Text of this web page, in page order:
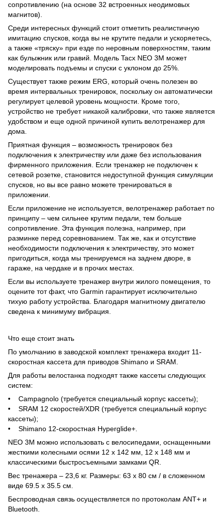
сопротивлению (на основе 32 встроенных неодимовых
магнитов).
Среди интересных функций стоит отметить реалистичную
имитацию спусков, когда вы не крутите педали и ускоряетесь,
а также «тряску» при езде по неровным поверхностям, таким
как булыжник или гравий. Модель Tacx NEO 3M может
моделировать подъемы и спуски с уклоном до 25%.
Существует также режим ERG, который очень полезен во
время интервальных тренировок, поскольку он автоматически
регулирует целевой уровень мощности. Кроме того,
устройство не требует никакой калибровки, что также является
удобством и еще одной причиной купить велотренажер для
дома.
Приятная функция – возможность тренировок без
подключения к электричеству или даже без использования
фирменного приложения. Если тренажер не подключен к
сетевой розетке, становится недоступной функция симуляции
спусков, но вы все равно можете тренироваться в
приложении.
Если приложение не используется, велотренажер работает по
принципу – чем сильнее крутим педали, тем больше
сопротивление. Эта функция полезна, например, при
разминке перед соревнованием. Так же, как и отсутствие
необходимости подключения к электричеству, это может
пригодиться, когда мы тренируемся на заднем дворе, в
гараже, на чердаке и в прочих местах.
Если вы используете тренажер внутри жилого помещения, то
оцените тот факт, что Garmin гарантирует исключительно
тихую работу устройства. Благодаря магнитному двигателю
сведена к минимуму вибрация.
Что еще стоит знать
По умолчанию в заводской комплект тренажера входит 11-
скоростная кассета для приводов Shimano и SRAM.
Для работы велостанка подходят также кассеты следующих
систем:
• Campagnolo (требуется специальный корпус кассеты);
• SRAM 12 скоростей/XDR (требуется специальный корпус
кассеты);
• Shimano 12-скоростная Hyperglide+.
NEO 3M можно использовать с велосипедами, оснащенными
жесткими колесными осями 12 х 142 мм, 12 х 148 мм и
классическими быстросъемными замками QR.
Вес тренажера – 23,6 кг. Размеры: 63 x 80 см / в сложенном
виде 69.5 x 35.5 см.
Беспроводная связь осуществляется по протоколам ANT+ и
Bluetooth.